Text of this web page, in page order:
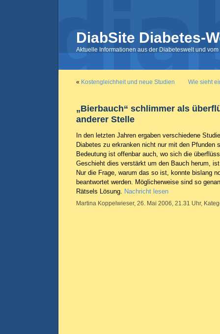
DiabSite Diabetes-
Aktuelle Informationen aus der Diabeteswelt und
« Kostengleichheit und neue Studien Wie sieht
„Bierbauch“ schlimmer als
anderer Stelle
In den letzten Jahren ergaben verschiedene
Diabetes zu erkranken nicht nur mit den Pfunden
Bedeutung ist offenbar auch, wo sich die
Geschieht dies verstärkt um den Bauch herum,
Nur die Frage, warum das so ist, konnte bislang
beantwortet werden. Möglicherweise sind so
Rätsels Lösung. Nachricht lesen
Martina Koppelwieser, 26. Mai 2006, 21.31 Uhr,